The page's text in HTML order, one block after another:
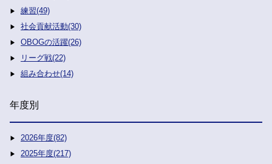
練習(49)
社会貢献活動(30)
OBOGの活躍(26)
リーグ戦(22)
組み合わせ(14)
年度別
2026年度(82)
2025年度(217)